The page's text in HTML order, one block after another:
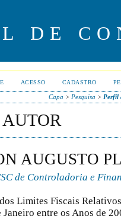
DE
ACESSO CADASTRO
Capa > Pesquisa > Perfil
AUGUSTO
de Controladoria e
Limites Fiscais
Janeiro entre os Anos de